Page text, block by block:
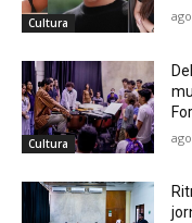
Cultura
Cultura